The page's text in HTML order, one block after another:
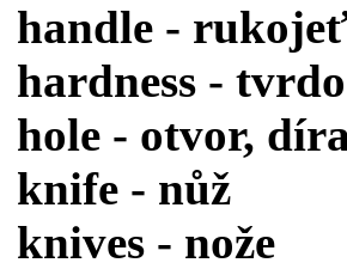
handle -
hardness -
hole - otvor,
knife - nůž
knives - nože